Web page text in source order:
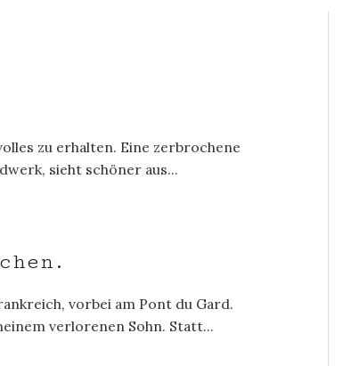
zu erhalten. Eine zerbrochene
sieht schöner aus...
vorbei am Pont du Gard.
verlorenen Sohn. Statt...